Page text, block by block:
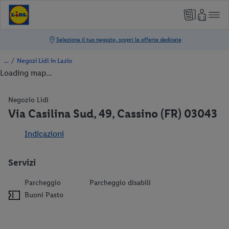
/ Negozi Lidl in Lazio
Loading map...
Negozio Lidl
Via Casilina Sud, 49, Cassino (FR) 03043
Indicazioni
Servizi
Parcheggio
Parcheggio disabili
Buoni Pasto